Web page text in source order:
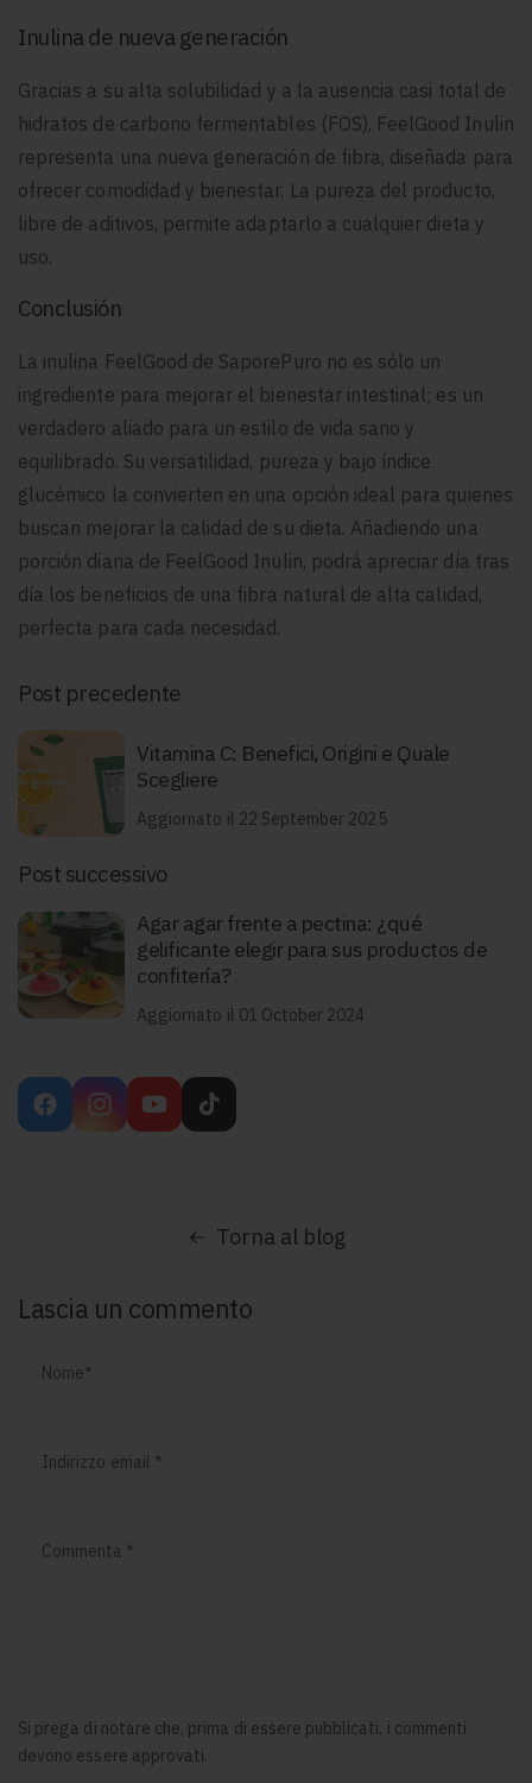
Inulina de nueva generación
Gracias a su alta solubilidad y a la ausencia casi total de
hidratos de carbono fermentables (FOS), FeelGood Inulin
representa una nueva generación de fibra, diseñada para
ofrecer comodidad y bienestar. La pureza del producto,
libre de aditivos, permite adaptarlo a cualquier dieta y
uso.
Conclusión
La inulina FeelGood de SaporePuro no es sólo un
ingrediente para mejorar el bienestar intestinal; es un
verdadero aliado para un estilo de vida sano y
equilibrado. Su versatilidad, pureza y bajo índice
glucémico la convierten en una opción ideal para quienes
buscan mejorar la calidad de su dieta. Añadiendo una
porción diaria de FeelGood Inulin, podrá apreciar día tras
día los beneficios de una fibra natural de alta calidad,
perfecta para cada necesidad.
Post precedente
Vitamina C: Benefici, Origini e Quale
Scegliere
Aggiornato il 22 September 2025
Post successivo
Agar agar frente a pectina: ¿qué
gelificante elegir para sus productos de
confitería?
Aggiornato il 01 October 2024
FacebookInstagramYouTubeTikTok
Torna al blog
Lascia un commento
Nome*
Indirizzo email *
Commenta *
Si prega di notare che, prima di essere pubblicati, i commenti
devono essere approvati.